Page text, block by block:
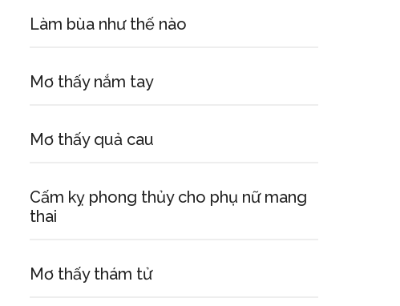
Làm bùa như thế nào
Mơ thấy nắm tay
Mơ thấy quả cau
Cấm kỵ phong thủy cho phụ nữ mang
thai
Mơ thấy thám tử